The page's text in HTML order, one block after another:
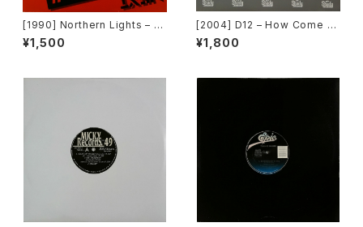
[1990] Northern Lights – J
et Lag [Next Plateau Recor
ds Inc.]
¥1,500
[2004] D12 – How Come /
American Psycho [Shady R
ecords][PROMO]
¥1,800